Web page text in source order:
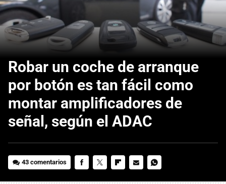
Robar un coche de arranque
por botón es tan fácil como
montar amplificadores de
señal, según el ADAC
43 comentarios